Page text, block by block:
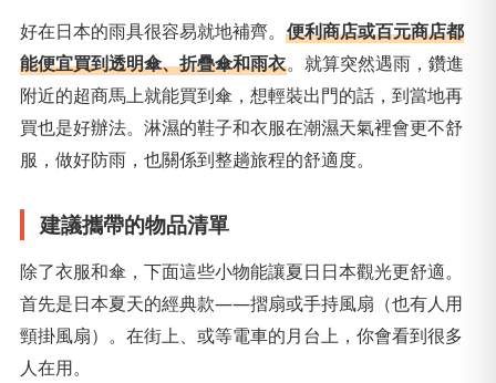
好在日本的雨具很容易就地補齊。 便利商店或百元商店都
能便宜買到透明傘、折疊傘和雨衣。就算突然遇雨，鑽進
附近的超商馬上就能買到傘，想輕裝出門的話，到當地再
買也是好辦法。淋濕的鞋子和衣服在潮濕天氣裡會更不舒
服，做好防雨，也關係到整趟旅程的舒適度。
建議攜帶的物品清單
除了衣服和傘，下面這些小物能讓夏日日本觀光更舒適。
首先是日本夏天的經典款——摺扇或手持風扇（也有人用
頸掛風扇）。在街上、或等電車的月台上，你會看到很多
人在用。